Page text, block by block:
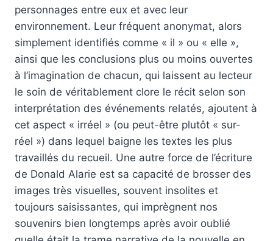
personnages entre eux et avec leur
environnement. Leur fréquent anonymat, alors
simplement identifiés comme « il » ou « elle »,
ainsi que les conclusions plus ou moins ouvertes
à l’imagination de chacun, qui laissent au lecteur
le soin de véritablement clore le récit selon son
interprétation des événements relatés, ajoutent à
cet aspect « irréel » (ou peut-être plutôt « sur-
réel ») dans lequel baigne les textes les plus
travaillés du recueil. Une autre force de l’écriture
de Donald Alarie est sa capacité de brosser des
images très visuelles, souvent insolites et
toujours saisissantes, qui imprègnent nos
souvenirs bien longtemps après avoir oublié